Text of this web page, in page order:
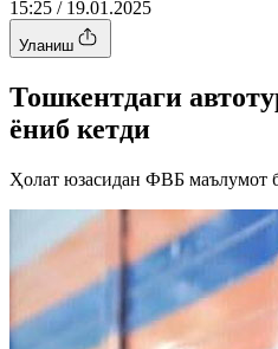
15:25 / 19.01.2025
Уланиш
Тошкентдаги
ёниб кетди
Ҳолат юзасидан ФВБ маълумот